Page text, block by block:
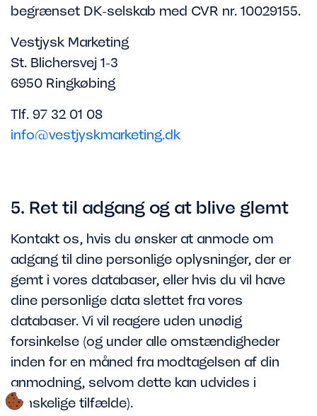
begrænset DK-selskab med CVR nr. 10029155.
Vestjysk Marketing
St. Blichersvej 1-3
6950 Ringkøbing
Tlf. 97 32 01 08
info@vestjyskmarketing.dk
5. Ret til adgang og at blive glemt
Kontakt os, hvis du ønsker at anmode om
adgang til dine personlige oplysninger, der er
gemt i vores databaser, eller hvis du vil have
dine personlige data slettet fra vores
databaser. Vi vil reagere uden unødig
forsinkelse (og under alle omstændigheder
inden for en måned fra modtagelsen af din
anmodning, selvom dette kan udvides i
vanskelige tilfælde).